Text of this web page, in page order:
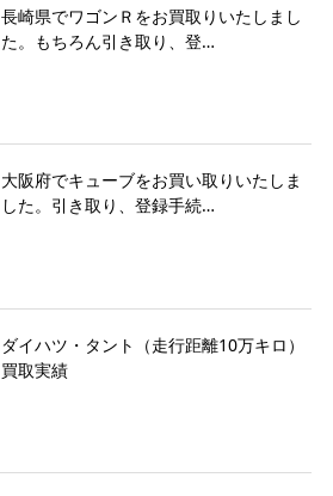
長崎県でワゴンＲをお買取りいたしまし
た。もちろん引き取り、登…
大阪府でキューブをお買い取りいたしま
した。引き取り、登録手続…
ダイハツ・タント（走行距離10万キロ）
買取実績